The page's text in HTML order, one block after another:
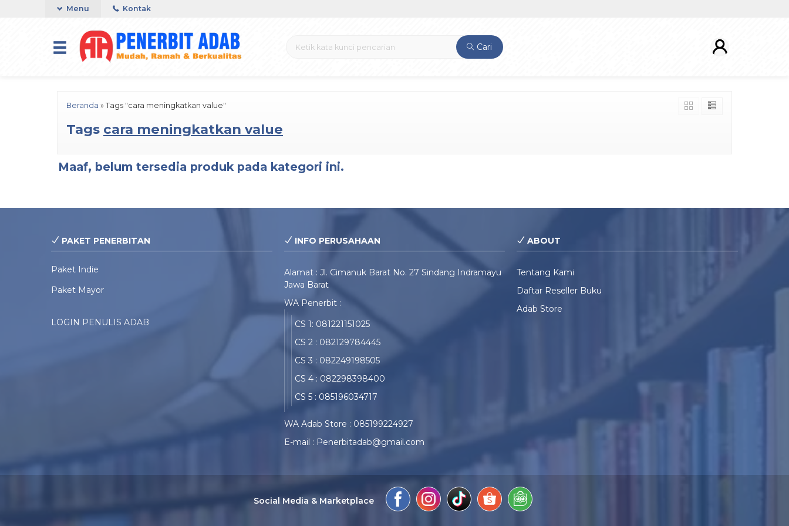
Menu Kontak
Cari
Beranda » Tags "cara meningkatkan value"
Tags cara meningkatkan value
Maaf, belum tersedia produk pada kategori ini.
PAKET PENERBITAN
Paket Indie
Paket Mayor
LOGIN PENULIS ADAB
INFO PERUSAHAAN
Alamat : Jl. Cimanuk Barat No. 27 Sindang Indramayu
Jawa Barat
WA Penerbit :
CS 1: 081221151025
CS 2 : 082129784445
CS 3 : 082249198505
CS 4 : 082298398400
CS 5 : 085196034717
WA Adab Store : 085199224927
E-mail : Penerbitadab@gmail.com
ABOUT
Tentang Kami
Daftar Reseller Buku
Adab Store
Social Media & Marketplace